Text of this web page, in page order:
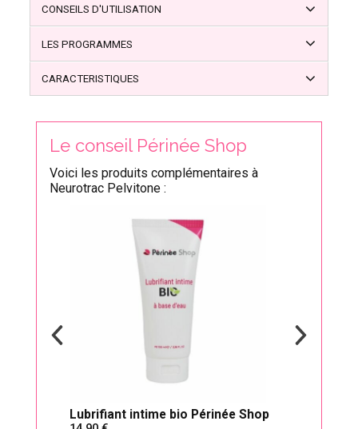
CONSEILS D'UTILISATION
LES PROGRAMMES
CARACTERISTIQUES
Le conseil Périnée Shop
Voici les produits complémentaires à
Neurotrac Pelvitone :
Lubrifiant intime bio Périnée Shop